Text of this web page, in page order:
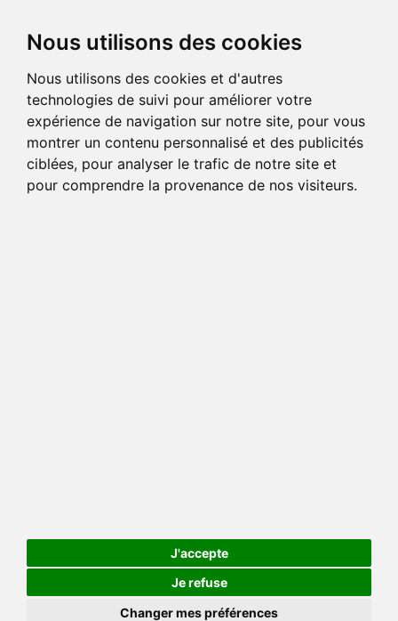
Nous utilisons des cookies
Nous utilisons des cookies et d'autres
technologies de suivi pour améliorer votre
expérience de navigation sur notre site, pour vous
montrer un contenu personnalisé et des publicités
ciblées, pour analyser le trafic de notre site et
pour comprendre la provenance de nos visiteurs.
J'accepte
Je refuse
Changer mes préférences